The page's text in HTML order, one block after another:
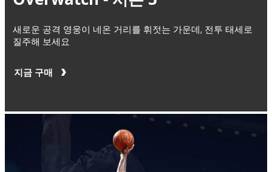
새로운 공격 영웅이 네온 거리를 휘젓는 가운데, 전투 태세로
질주해 보세요
지금 구매